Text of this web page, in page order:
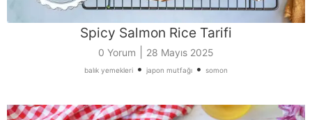
Spicy Salmon Rice Tarifi
0 Yorum 28 Mayıs 2025
balık yemekleri • japon mutfağı • somon